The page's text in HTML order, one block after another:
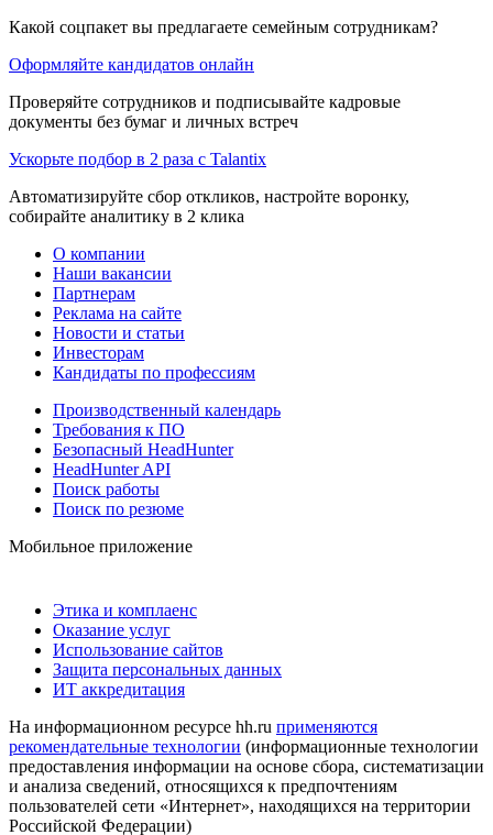
Какой соцпакет вы предлагаете семейным сотрудникам?
Оформляйте кандидатов онлайн
Проверяйте сотрудников и подписывайте кадровые
документы без бумаг и личных встреч
Ускорьте подбор в 2 раза с Talantix
Автоматизируйте сбор откликов, настройте воронку,
собирайте аналитику в 2 клика
О компании
Наши вакансии
Партнерам
Реклама на сайте
Новости и статьи
Инвесторам
Кандидаты по профессиям
Производственный календарь
Требования к ПО
Безопасный HeadHunter
HeadHunter API
Поиск работы
Поиск по резюме
Мобильное приложение
Этика и комплаенс
Оказание услуг
Использование сайтов
Защита персональных данных
ИТ аккредитация
На информационном ресурсе hh.ru применяются
рекомендательные технологии (информационные технологии
предоставления информации на основе сбора, систематизации
и анализа сведений, относящихся к предпочтениям
пользователей сети «Интернет», находящихся на территории
Российской Федерации)